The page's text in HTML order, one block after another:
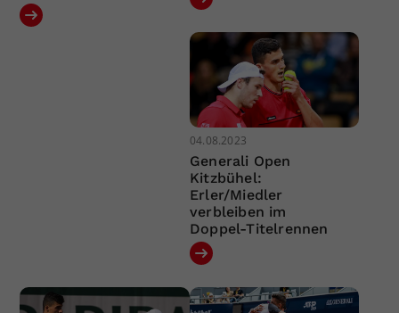
04.08.2023
Generali Open
Kitzbühel:
Erler/Miedler
verbleiben im
Doppel-Titelrennen